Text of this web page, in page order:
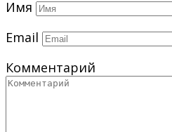
Имя
Email
Комментарий